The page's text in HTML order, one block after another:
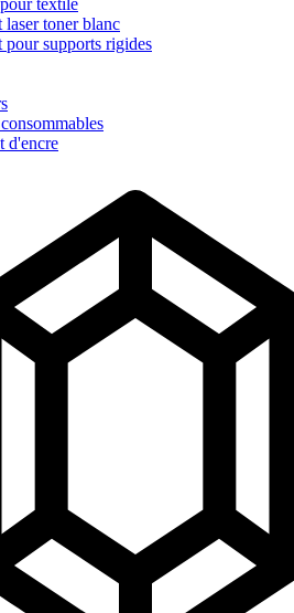
laser toner blanc
pour supports rigides
d'encre